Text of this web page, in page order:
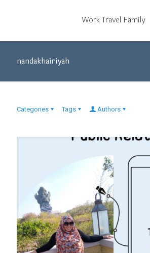
Work Travel Family
nandakhairiyah
Categories Tags Authors